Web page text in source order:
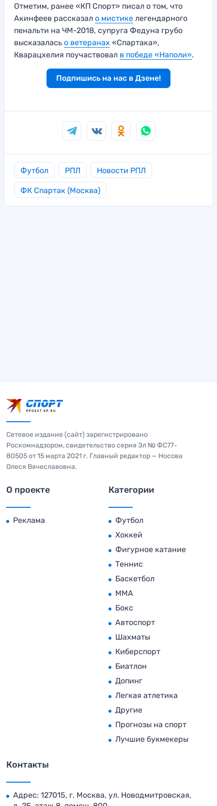
Отметим, ранее «КП Спорт» писал о том, что
Акинфеев рассказал о мистике легендарного
пенальти на ЧМ-2018, супруга Федуна грубо
высказалась о ветеранах «Спартака»,
Кварацхелия поучаствовал в победе «Наполи».
Подпишись на нас в Дзене!
Футбол РПЛ Новости РПЛ
ФК Спартак (Москва)
Сетевое издание (сайт) зарегистрировано
Роскомнадзором, свидетельство серия Эл № ФС77-
80505 от 15 марта 2021 г. Главный редактор — Носова
Олеся Вячеславовна.
О проекте
Реклама
Категории
Футбол
Хоккей
Фигурное катание
Теннис
Баскетбол
MMA
Бокс
Автоспорт
Шахматы
Киберспорт
Биатлон
Допинг
Легкая атлетика
Другие
Прогнозы на спорт
Лучшие букмекеры
Контакты
Адрес: 127015, г. Москва, ул. Новодмитровская,